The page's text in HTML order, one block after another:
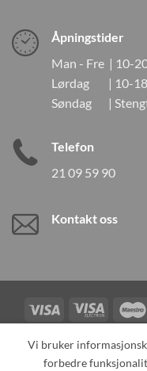
Åpningstider
Man - Fre | 10-
Lørdag | 10-18
Søndag |
Telefon
21 09 59 90
Kontakt oss
Visa
Visa
Electron
Vi bruker
forbedre